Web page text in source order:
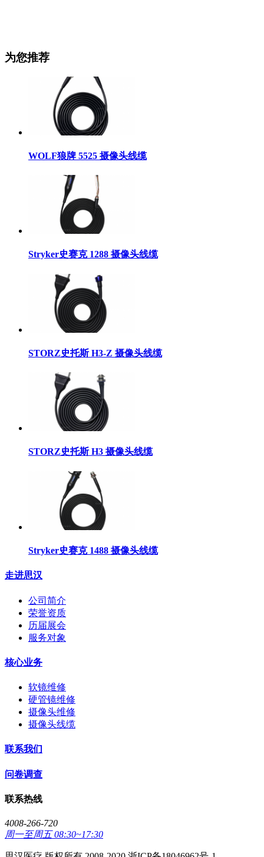
为您推荐
WOLF狼牌 5525 摄像头线缆
Stryker史赛克 1288 摄像头线缆
STORZ史托斯 H3-Z 摄像头线缆
STORZ史托斯 H3 摄像头线缆
Stryker史赛克 1488 摄像头线缆
走进思汉
公司简介
荣誉资质
历届展会
服务对象
核心业务
软镜维修
硬管镜维修
摄像头维修
摄像头线缆
联系我们
问卷调查
联系热线
4008-266-720
周一至周五 08:30~17:30